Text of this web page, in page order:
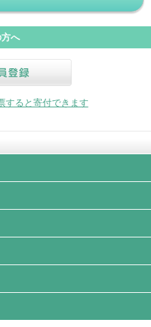
へ
すると寄付できます